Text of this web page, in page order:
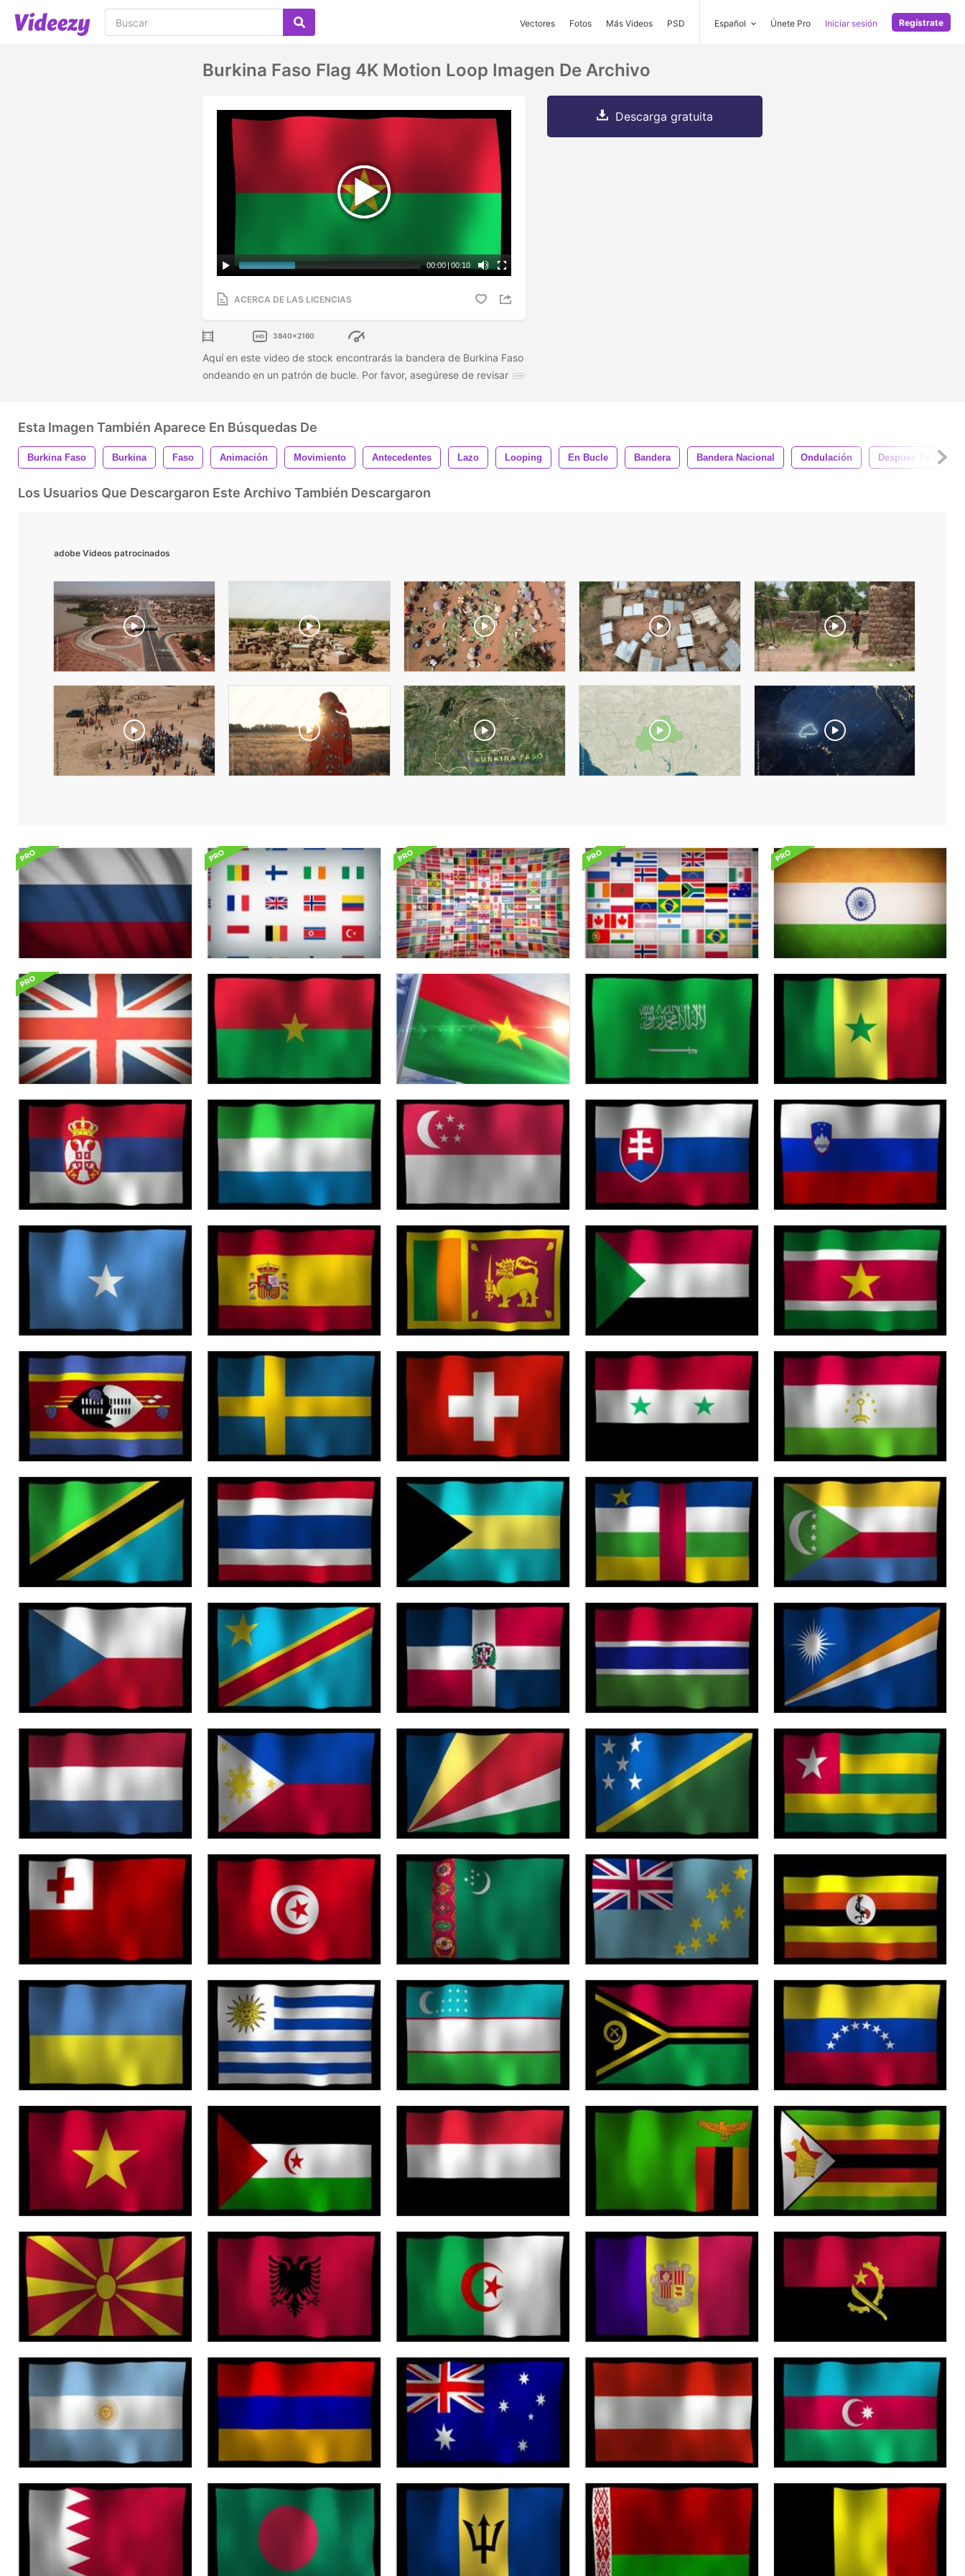
Vectores Fotos Más Videos PSD Español Únete Pro Iniciar sesión Regístrate
Burkina Faso Flag 4K Motion Loop Imagen De Archivo
00:00|00:10
ACERCA DE LAS LICENCIAS
3840x2160
Aquí en este video de stock encontrarás la bandera de Burkina Faso
ondeando en un patrón de bucle. Por favor, asegúrese de revisar
Descarga gratuita
Esta Imagen También Aparece En Búsquedas De
Burkina Faso Burkina Faso Animación Movimiento Antecedentes Lazo Looping En Bucle Bandera Bandera Nacional Ondulación Despues De Los
Los Usuarios Que Descargaron Este Archivo También Descargaron
adobe Videos patrocinados